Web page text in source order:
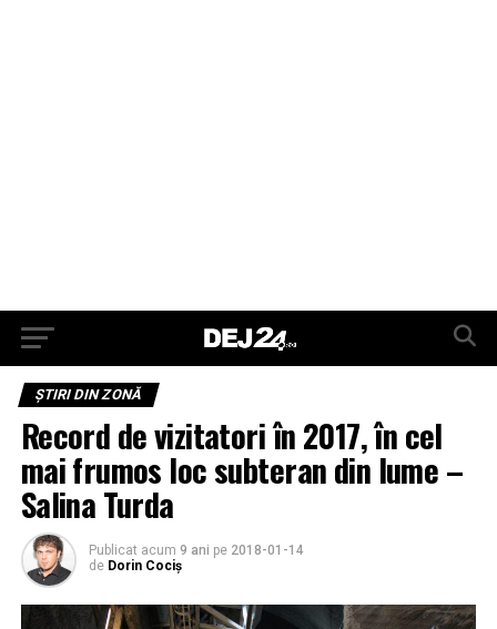
ŞTIRI DIN ZONĂ
Record de vizitatori în 2017, în cel
mai frumos loc subteran din lume –
Salina Turda
Publicat acum 9 ani pe 2018-01-14
de Dorin Cociș